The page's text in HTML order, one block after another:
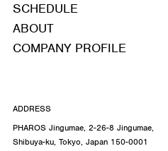
SCHEDULE
ABOUT
COMPANY PROFILE
ADDRESS
PHAROS Jingumae, 2-26-8 Jingumae,
Shibuya-ku, Tokyo, Japan 150-0001